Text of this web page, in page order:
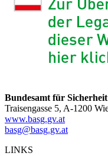
Bundesamt für
Traisengasse 5, A-1200
www.basg.gv.at
basg@basg.gv.at
LINKS